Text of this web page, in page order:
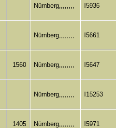
Nürnberg,,,,,,,, I5936
Nürnberg,,,,,,,, I5661
1560 Nürnberg,,,,,,,, I5647
Nürnberg,,,,,,,, I15253
1405 Nürnberg,,,,,,,, I5971